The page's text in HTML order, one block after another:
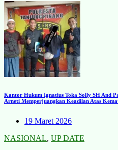
Kantor Hukum Ignatius Toka Solly SH And
Arneti Memperjuangkan Keadilan Atas
19 Maret 2026
NASIONAL, UP DATE